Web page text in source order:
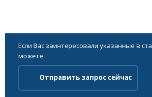
Если Вас заинтересовали указанные в
можете:
Отправить запрос сейчас